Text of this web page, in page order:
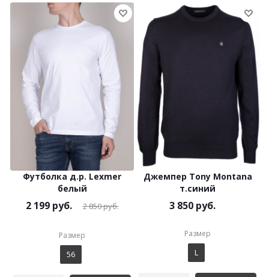
Футболка д.р. Lexmer
белый
2 199руб. 2 850руб.
Размер
56
Джемпер Tony Montana
т.синий
3 850 руб.
Размер
L